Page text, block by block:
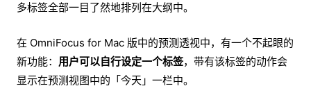
多标签全部一目了然地排列在大纲中。
在 OmniFocus for Mac 版中的预测透视中，有一个不起眼的
新功能： 用户可以自行设定一个标签，带有该标签的动作会
显示在预测视图中的「今天」一栏中。